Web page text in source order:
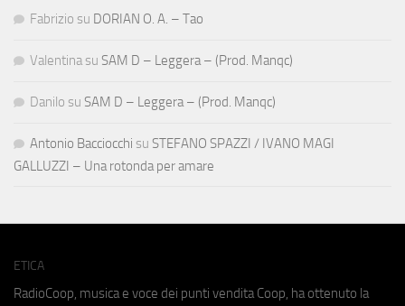
Fabrizio su DORIAN O. A. – Tao
Valentina su SAM D – Leggera – (Prod. Manqc)
Danilo su SAM D – Leggera – (Prod. Manqc)
Antonio Bacciocchi su STEFANO SPAZZI / IVANO MAGI
GALLUZZI – Una rotonda per amare
ETICA
RadioCoop, musica e voce dei punti vendita Coop, ha ottenuto la